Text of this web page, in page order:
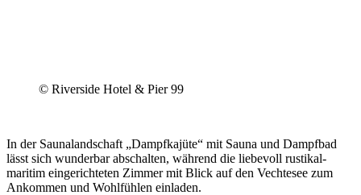
© Riverside Hotel & Pier 99
In der Saunalandschaft „Dampfkajüte“ mit Sauna und Dampfbad
lässt sich wunderbar abschalten, während die liebevoll rustikal-
maritim eingerichteten Zimmer mit Blick auf den Vechtesee zum
Ankommen und Wohlfühlen einladen.